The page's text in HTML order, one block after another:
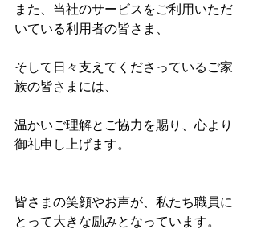
また、当社のサービスをご利用いただ
いている利用者の皆さま、
そして日々支えてくださっているご家
族の皆さまには、
温かいご理解とご協力を賜り、心より
御礼申し上げます。
皆さまの笑顔やお声が、私たち職員に
とって大きな励みとなっています。